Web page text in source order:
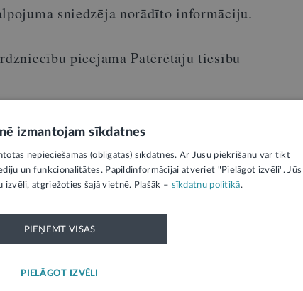
sniedzēja norādīto informāciju.
pieejama Patērētāju tiesību
iesniegšanas noteikumi
izmantojam sīkdatnes
nepieciešamās (obligātās) sīkdatnes. Ar Jūsu piekrišanu var tikt
un funkcionalitātes. Papildinformācijai atveriet "Pielāgot izvēli". Jūs
izvēli, atgriežoties šajā vietnē. Plašāk – sīkdatņu politikā.
PIEŅEMT VISAS
PIELĀGOT IZVĒLI